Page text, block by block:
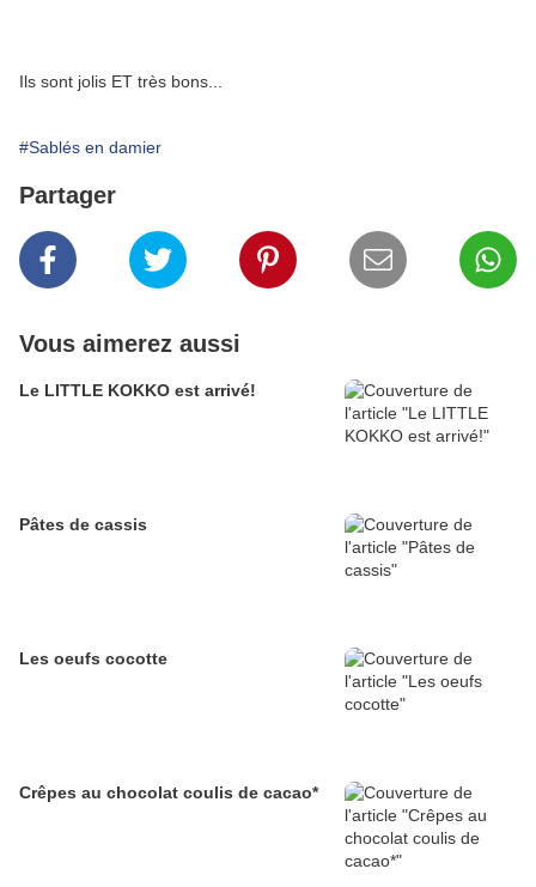
Ils sont jolis ET très bons...
#Sablés en damier
Partager
Vous aimerez aussi
Le LITTLE KOKKO est arrivé!
Pâtes de cassis
Les oeufs cocotte
Crêpes au chocolat coulis de cacao*